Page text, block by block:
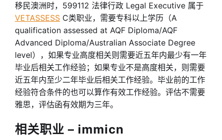
移民澳洲时，599112 法律行政 Legal Executive 属于
VETASSESS C类职业，需要专科以上学历（A
qualification assessed at AQF Diploma/AQF
Advanced Diploma/Australian Associate Degree
level），如果专业高度相关则需要近五年内最少有一年
毕业后相关工作经验；如果专业不是高度相关，则需要
近五年内至少二年毕业后相关工作经验。毕业前的工作
经验符合条件的也可以算作有效工作经验。评估不需要
雅思，评估函有效期为三年。
相关职业 – immicn